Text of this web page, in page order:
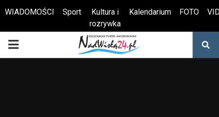
Otwórz pasek narzędzi
WIADOMOŚCI Sport
Kultura i
rozrywka
Kalendarium FOTO
PRIMARY